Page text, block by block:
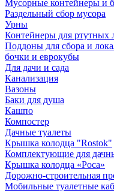
Мусорные контейнеры и
Раздельный сбор мусора
Урны
Контейнеры для ртутных
Поддоны для сбора и
бочки и еврокубы
Для дачи и сада
Канализация
Вазоны
Баки для душа
Кашпо
Компостер
Дачные туалеты
Крышка колодца "Rostok"
Комплектующие для
Крышка колодца «Роса»
Дорожно-строительная
Мобильные туалетные